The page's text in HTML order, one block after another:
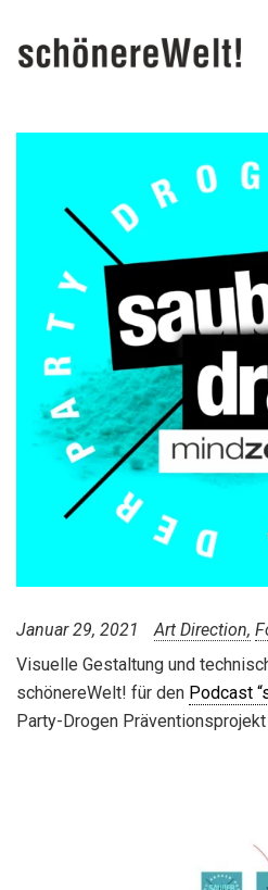
Januar 29, 2021 Art Direction
Visuelle Gestaltung und
schönereWelt! für den Podcast
Party-Drogen